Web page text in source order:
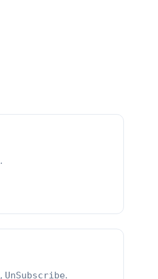
.
, UnSubscribe.